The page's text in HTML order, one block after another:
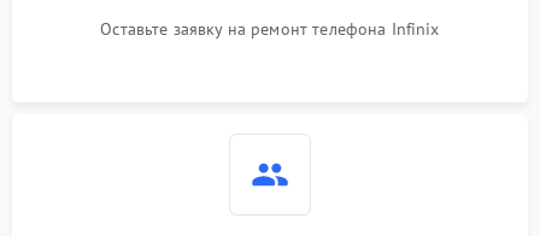
Оставьте заявку на ремонт телефона Infinix